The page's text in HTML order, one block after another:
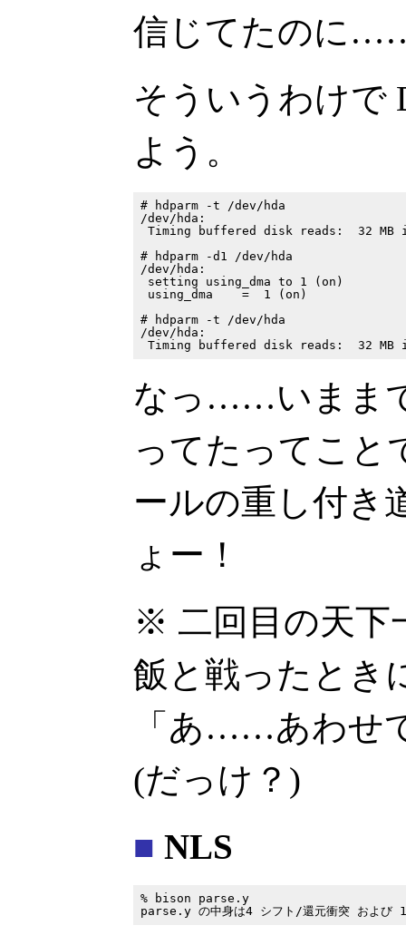
信じてたのに
そういうわけで
よう。
# hdparm -t /dev/hda
/dev/hda:
Timing buffered disk reads:  32 MB
# hdparm -d1 /dev/hda
/dev/hda:
setting using_dma to 1 (on)
using_dma    =  1 (on)
# hdparm -t /dev/hda
/dev/hda:
なっ……いまま
ってたってこと
ールの重し付き
ょー！
※ 二回目の天下
飯と戦ったとき
「あ……あわせ
(だっけ？)
■ NLS
% bison parse.y